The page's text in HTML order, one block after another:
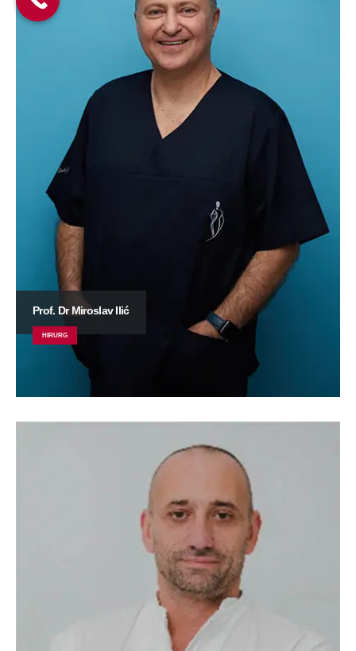
Prof. Dr Miroslav Ilić
HIRURG